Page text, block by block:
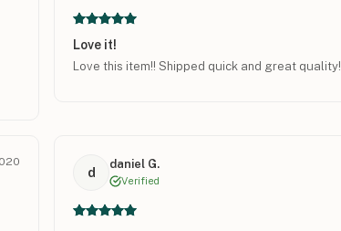
Love it!
Love this item!! Shipped quick and great quality!
d
daniel G.
Verified